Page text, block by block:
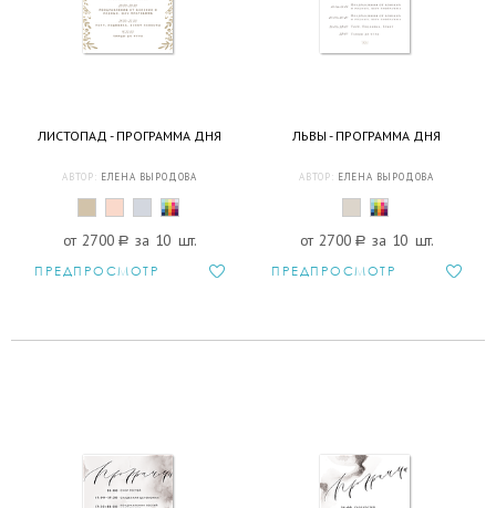
ЛИСТОПАД - ПРОГРАММА ДНЯ
АВТОР: ЕЛЕНА ВЫРОДОВА
от 2700 a за 10 шт.
ПРЕДПРОСМОТР
ЛЬВЫ - ПРОГРАММА ДНЯ
АВТОР: ЕЛЕНА ВЫРОДОВА
от 2700 a за 10 шт.
ПРЕДПРОСМОТР